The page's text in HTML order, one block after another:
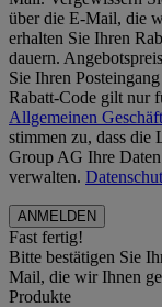
über die E-Mail, die
erhalten Sie Ihren
dauern.
Sie Ihren
Rabatt-Code gilt nur
Allgemeinen
stimmen zu, dass die
Group AG Ihre
verwalten.
Fast fertig!
Bitte bestätigen Sie
Mail, die wir Ihnen
Produkte